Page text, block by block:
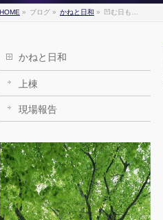
HOME » ブログ » かねと日和 » 凹む日も…
かねと日和
上棟
現場報告